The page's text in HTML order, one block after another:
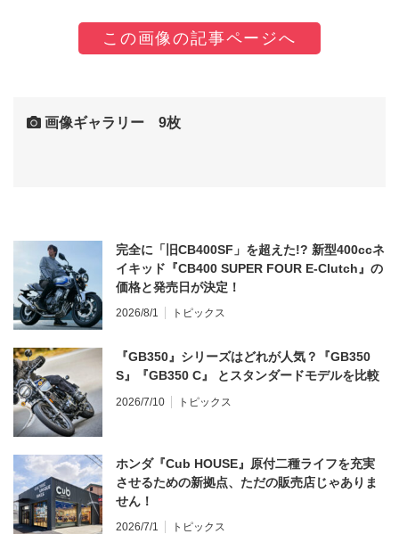
この画像の記事ページへ
画像ギャラリー 9枚
完全に「旧CB400SF」を超えた!? 新型400ccネ
イキッド『CB400 SUPER FOUR E-Clutch』の
価格と発売日が決定！
2026/8/1 トピックス
『GB350』シリーズはどれが人気？『GB350
S』『GB350 C』 とスタンダードモデルを比較
2026/7/10 トピックス
ホンダ『Cub HOUSE』原付二種ライフを充実
させるための新拠点、ただの販売店じゃありま
せん！
2026/7/1 トピックス